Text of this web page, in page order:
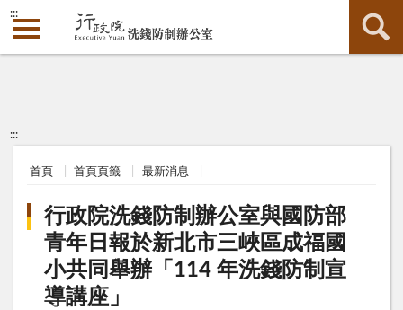
:::
:::
首頁 首頁頁籤 最新消息
行政院洗錢防制辦公室與國防部
青年日報於新北市三峽區成福國
小共同舉辦「114 年洗錢防制宣
導講座」